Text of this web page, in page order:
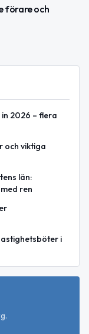
förare och
2026 – flera
och viktiga
län:
ren
i